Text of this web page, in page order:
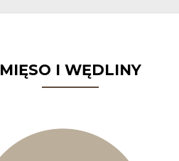
MIĘSO I WĘDLINY